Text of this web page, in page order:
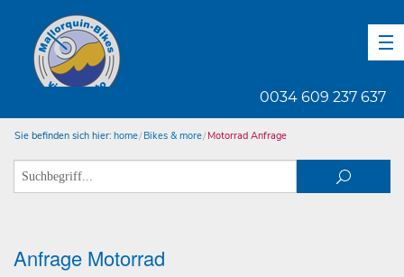
0034 609 237 637
Sie befinden sich hier: home Bikes & more Motorrad Anfrage
Anfrage Motorrad